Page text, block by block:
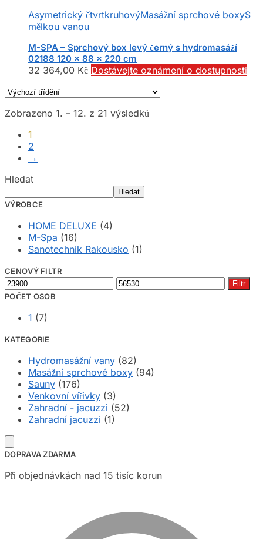
Asymetrický čtvrtkruhovýMasážní sprchové boxyS
mělkou vanou
M-SPA – Sprchový box levý černý s hydromasáží
02188 120 x 88 x 220 cm
32 364,00 Kč Dostávejte oznámení o dostupnosti
Zobrazeno 1. – 12. z 21 výsledků
1
2
→
Hledat
Hledat
VÝROBCE
HOME DELUXE (4)
M-Spa (16)
Sanotechnik Rakousko (1)
CENOVÝ FILTR
Minimální
cena
Maximální
cena
Filtr
POČET OSOB
1 (7)
KATEGORIE
Hydromasážní vany (82)
Masážní sprchové boxy (94)
Sauny (176)
Venkovní vířivky (3)
Zahradní - jacuzzi (52)
Zahradní jacuzzi (1)
DOPRAVA ZDARMA
Při objednávkách nad 15 tisíc korun